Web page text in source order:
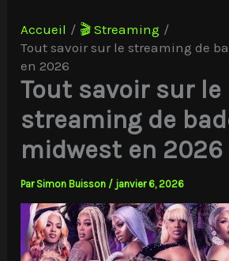
contenu
Accueil
🎬 Streaming
Tout savoir sur le streaming de
en 2026
Tout savoir sur le
streaming de
midwest en 2026
Par Simon Buisson / janvier 6, 2026